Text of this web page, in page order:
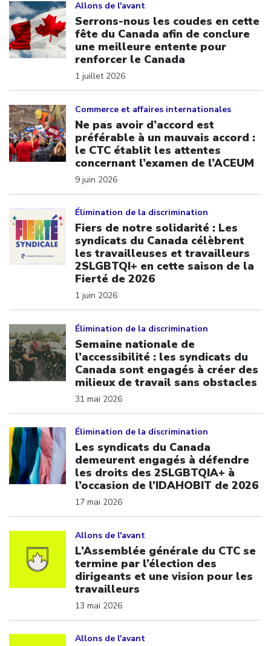
Allons de l'avant
Serrons-nous les coudes en cette
fête du Canada afin de conclure
une meilleure entente pour
renforcer le Canada
1 juillet 2026
Commerce et affaires internationales
Ne pas avoir d’accord est
préférable à un mauvais accord :
le CTC établit les attentes
concernant l’examen de l’ACEUM
9 juin 2026
Élimination de la discrimination
Fiers de notre solidarité : Les
syndicats du Canada célèbrent
les travailleuses et travailleurs
2SLGBTQI+ en cette saison de la
Fierté de 2026
1 juin 2026
Élimination de la discrimination
Semaine nationale de
l’accessibilité : les syndicats du
Canada sont engagés à créer des
milieux de travail sans obstacles
31 mai 2026
Élimination de la discrimination
Les syndicats du Canada
demeurent engagés à défendre
les droits des 2SLGBTQIA+ à
l’occasion de l’IDAHOBIT de 2026
17 mai 2026
Allons de l'avant
L’Assemblée générale du CTC se
termine par l’élection des
dirigeants et une vision pour les
travailleurs
13 mai 2026
Allons de l'avant